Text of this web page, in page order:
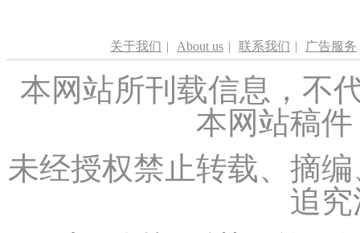
关于我们 | About us | 联系我们 | 广告服务
本网站所刊载信息，不
本网站稿
未经授权禁止转载、摘
追